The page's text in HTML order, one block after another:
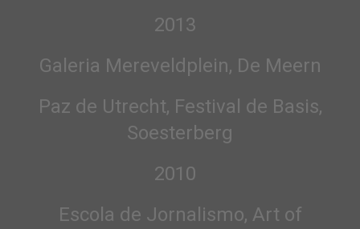
2013
Galeria Mereveldplein, De Meern
Paz de Utrecht, Festival de Basis,
Soesterberg
2010
Escola de Jornalismo, Art of